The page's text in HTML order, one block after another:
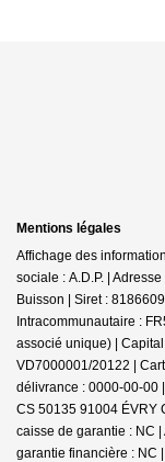
Mentions légales
Affichage des
sociale : A.D.P. |
Buisson | Siret :
Intracommunautaire :
associé unique) |
VD7000001/20122 |
délivrance : 0000-00-00
CS 50135 91004 ÉVRY
caisse de garantie : NC
garantie financière : NC